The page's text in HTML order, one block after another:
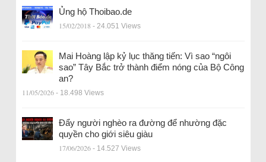
Ủng hộ Thoibao.de
15/02/2018 - 24.051 Views
Mai Hoàng lập kỷ lục thăng tiến: Vì sao “ngôi
sao” Tây Bắc trở thành điểm nóng của Bộ Công
an?
11/05/2026 - 18.498 Views
Đẩy người nghèo ra đường để nhường đặc
quyền cho giới siêu giàu
17/06/2026 - 14.527 Views